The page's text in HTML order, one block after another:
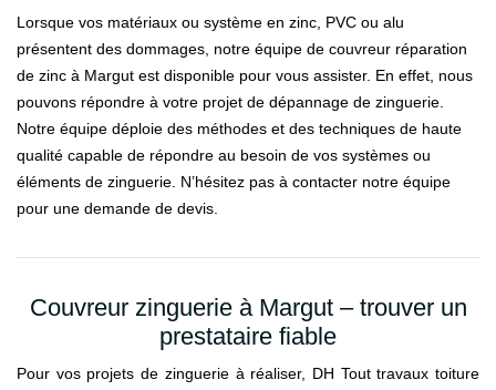
Lorsque vos matériaux ou système en zinc, PVC ou alu
présentent des dommages, notre équipe de couvreur réparation
de zinc à Margut est disponible pour vous assister. En effet, nous
pouvons répondre à votre projet de dépannage de zinguerie.
Notre équipe déploie des méthodes et des techniques de haute
qualité capable de répondre au besoin de vos systèmes ou
éléments de zinguerie. N’hésitez pas à contacter notre équipe
pour une demande de devis.
Couvreur zinguerie à Margut – trouver un
prestataire fiable
Pour vos projets de zinguerie à réaliser, DH Tout travaux toiture